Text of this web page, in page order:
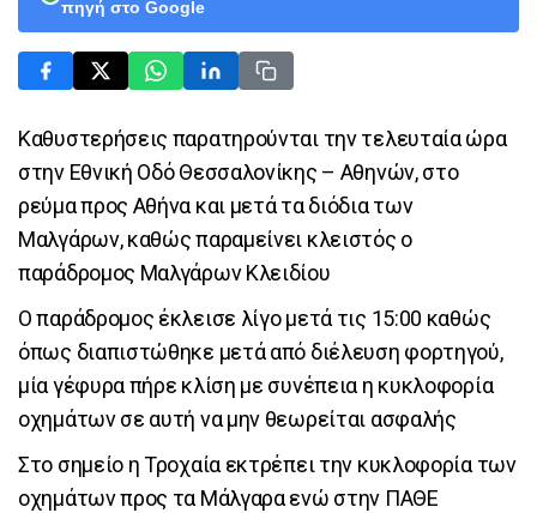
πηγή στο Google
Καθυστερήσεις παρατηρούνται την τελευταία ώρα
στην Εθνική Οδό Θεσσαλονίκης – Αθηνών, στο
ρεύμα προς Αθήνα και μετά τα διόδια των
Μαλγάρων, καθώς παραμείνει κλειστός ο
παράδρομος Μαλγάρων Κλειδίου
Ο παράδρομος έκλεισε λίγο μετά τις 15:00 καθώς
όπως διαπιστώθηκε μετά από διέλευση φορτηγού,
μία γέφυρα πήρε κλίση με συνέπεια η κυκλοφορία
οχημάτων σε αυτή να μην θεωρείται ασφαλής
Στο σημείο η Τροχαία εκτρέπει την κυκλοφορία των
οχημάτων προς τα Μάλγαρα ενώ στην ΠΑΘΕ